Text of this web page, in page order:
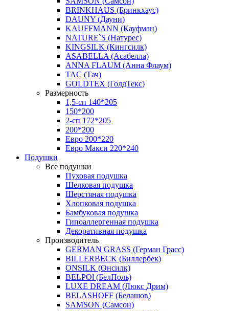
BRINKHAUS (Бринкхаус)
DAUNY (Дауни)
KAUFFMANN (Кауфман)
NATURE`S (Натурес)
KINGSILK (Кингсилк)
ASABELLA (Асабелла)
ANNA FLAUM (Анна Флаум)
TAC (Тач)
GOLDTEX (ГолдТекс)
Размерность
1,5-сп 140*205
150*200
2-сп 172*205
200*200
Евро 200*220
Евро Макси 220*240
Подушки
Все подушки
Пуховая подушка
Шелковая подушка
Шерстяная подушка
Хлопковая подушка
Бамбуковая подушка
Гипоаллергенная подушка
Декоративная подушка
Производитель
GERMAN GRASS (Герман Грасс)
BILLERBECK (Биллербек)
ONSILK (Онсилк)
BELPOl (БелПоль)
LUXE DREAM (Люкс Дрим)
BELASHOFF (Белашов)
SAMSON (Самсон)